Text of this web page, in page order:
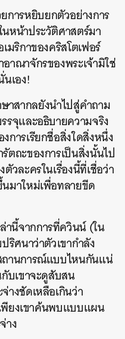
การหยิบยกตัวอย่างการ
หน้าประวัติศาสตร์มา
มริกาของคริสโตเฟอร์
าณาจักรของพระเจ้ามิใช่
เอง!
าสากลยังนำไปสู่คำถาม
จุและอธิบายความจริง
การเรียกชื่อสิ่งใดสิ่งหนึ่ง
ถะของการเป็นสิ่งนั้นไป
วละครในเรื่องนี้ที่เชื่อว่า
มาใหม่เพื่อทลายขีด
านี้จากการที่ควินน์ (ใน
ศนาว่าตัวเขากำลัง
านการณ์แบบไหนกันแน่
บเขาจะดูสับสน
งชัดเหลือเกินว่า
พียงเขาค้นพบแบบแผน
าง